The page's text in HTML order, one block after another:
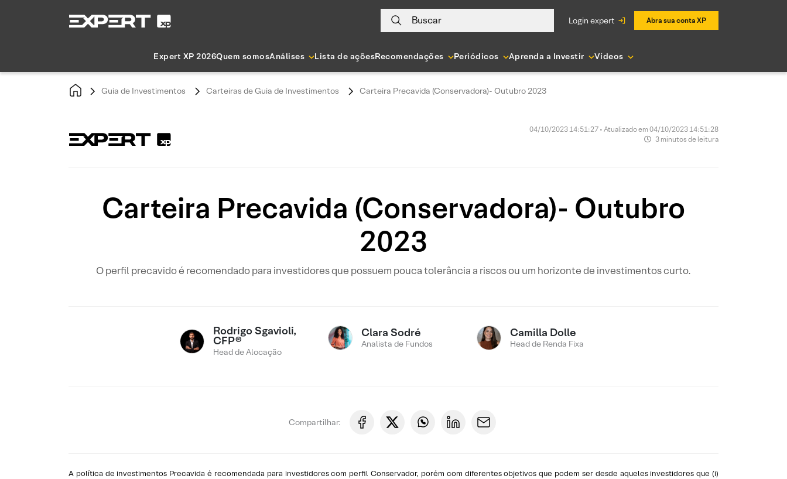
Buscar login expert Abra sua conta XP
Expert XP 2026Quem somosAnálises Lista de açõesRecomendações Periódicos Aprenda a Investir Vídeos
Guia de Investimentos Carteiras de Guia de Investimentos Carteira Precavida (Conservadora)- Outubro 2023
04/10/2023 14:51:27 • Atualizado em 04/10/2023 14:51:28
3 minutos de leitura
Carteira Precavida (Conservadora)- Outubro
2023
O perfil precavido é recomendado para investidores que possuem pouca tolerância a riscos ou um horizonte de investimentos curto.
Rodrigo Sgavioli,
CFP®
Head de Alocação
Clara Sodré
Analista de Fundos
Camilla Dolle
Head de Renda Fixa
Compartilhar:
A política de investimentos Precavida é recomendada para investidores com perfil Conservador, porém com diferentes objetivos que podem ser desde aqueles investidores que (i)